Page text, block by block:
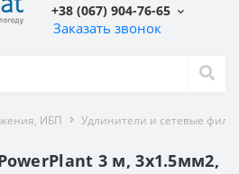
+38 (067) 904-76-65
Заказать звонок
ИБП Удлинители и сетевые
3 м, 3x1.5мм2,